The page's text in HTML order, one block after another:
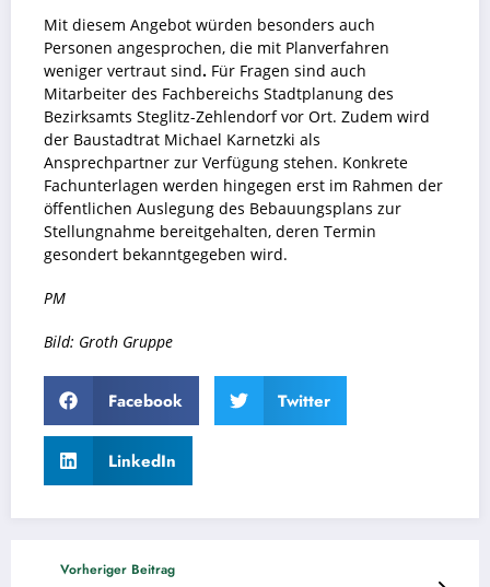
Mit diesem Angebot würden besonders auch
Personen angesprochen, die mit Planverfahren
weniger vertraut sind. Für Fragen sind auch
Mitarbeiter des Fachbereichs Stadtplanung des
Bezirksamts Steglitz-Zehlendorf vor Ort. Zudem wird
der Baustadtrat Michael Karnetzki als
Ansprechpartner zur Verfügung stehen. Konkrete
Fachunterlagen werden hingegen erst im Rahmen der
öffentlichen Auslegung des Bebauungsplans zur
Stellungnahme bereitgehalten, deren Termin
gesondert bekanntgegeben wird.
PM
Bild: Groth Gruppe
Facebook Twitter
LinkedIn
Vorheriger Beitrag